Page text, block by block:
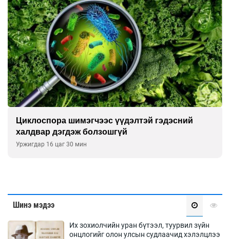
Сэтгэцийн эрүүл мэндэд “санаа тавих” олон
улсын хурал зохион байгуулна
Уржигдар 16 цаг 00 мин
Шинэ мэдээ
Их зохиолчийн уран бүтээл, туурвил зүйн
онцлогийг олон улсын судлаачид хэлэлцлээ